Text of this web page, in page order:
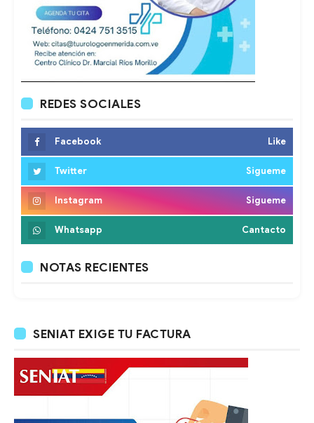
REDES SOCIALES
Facebook Like
Twitter Sigueme
Instagram Sigueme
Whatsapp Cantacto
NOTAS RECIENTES
SENIAT EXIGE TU FACTURA